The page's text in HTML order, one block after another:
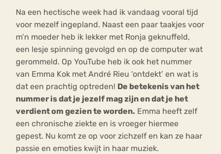
Na een hectische week had ik vandaag vooral tijd
voor mezelf ingepland. Naast een paar taakjes voor
m’n moeder heb ik lekker met Ronja geknuffeld,
een lesje spinning gevolgd en op de computer wat
gerommeld. Op YouTube heb ik ook het nummer
van Emma Kok met André Rieu ‘ontdekt’ en wat is
dat een prachtig optreden! De betekenis van het
nummer is dat je jezelf mag zijn en dat je het
verdient om gezien te worden. Emma heeft zelf
een chronische ziekte en is vroeger hiermee
gepest. Nu komt ze op voor zichzelf en kan ze haar
passie en emoties kwijt in haar muziek.